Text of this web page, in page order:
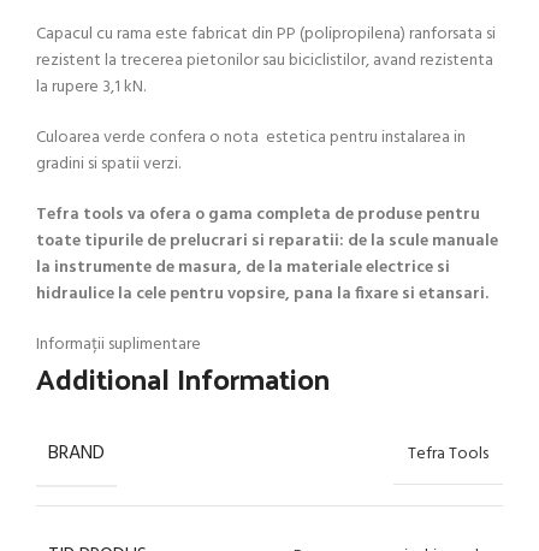
Capacul cu rama este fabricat din PP (polipropilena) ranforsata si
rezistent la trecerea pietonilor sau biciclistilor, avand rezistenta
la rupere 3,1 kN.
Culoarea verde confera o nota estetica pentru instalarea in
gradini si spatii verzi.
Tefra tools va ofera o gama completa de produse pentru
toate tipurile de prelucrari si reparatii: de la scule manuale
la instrumente de masura, de la materiale electrice si
hidraulice la cele pentru vopsire, pana la fixare si etansari.
Informații suplimentare
Additional Information
BRAND Tefra Tools